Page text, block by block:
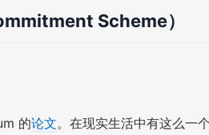
Scheme）
的论文。在现实生活中有这么一